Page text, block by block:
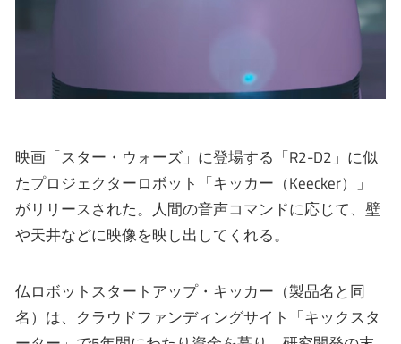
映画「スター・ウォーズ」に登場する「R2-D2」に似
たプロジェクターロボット「キッカー（Keecker）」
がリリースされた。人間の音声コマンドに応じて、壁
や天井などに映像を映し出してくれる。
仏ロボットスタートアップ・キッカー（製品名と同
名）は、クラウドファンディングサイト「キックスタ